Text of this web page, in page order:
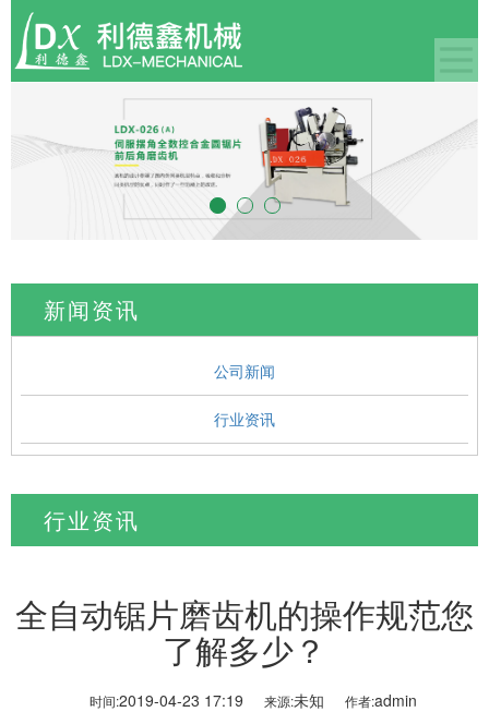
新闻资讯
公司新闻
行业资讯
行业资讯
当前位置: 首页>新闻资讯>行业资讯
全自动锯片磨齿机的操作规范您
了解多少？
时间:2019-04-23 17:19 来源:未知 作者:admin